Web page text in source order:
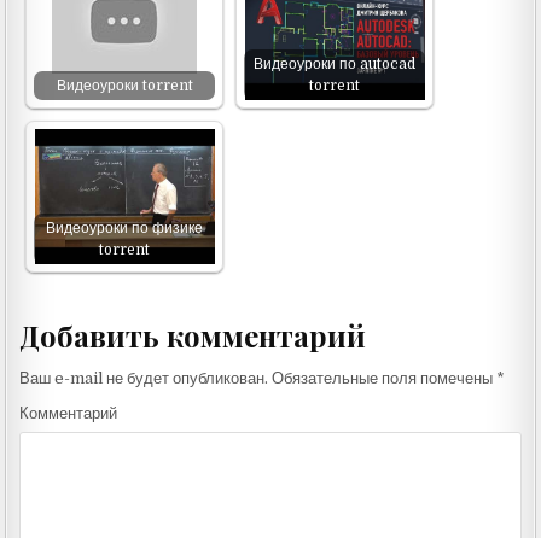
Видеоуроки torrent
Видеоуроки по autocad
torrent
Видеоуроки по физике
torrent
Добавить комментарий
Ваш e-mail не будет опубликован. Обязательные поля помечены *
Комментарий